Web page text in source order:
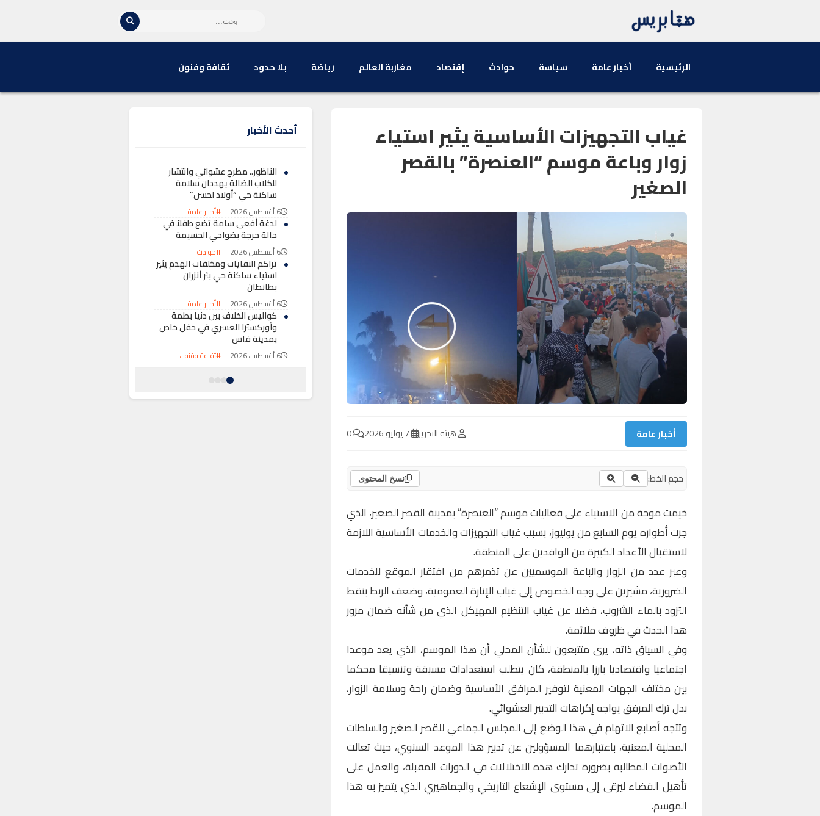
الرئيسية أخبار عامة سياسة حوادث إقتصاد مغاربة العالم رياضة بلا حدود ثقافة وفنون
غياب التجهيزات الأساسية يثير استياء
زوار وباعة موسم “العنصرة” بالقصر
الصغير
أخبار عامة هيئة التحرير
حجم الخط: نسخ المحتوى
خيمت موجة من الاستياء على فعاليات موسم “العنصرة” بمدينة القصر الصغير، الذي
جرت أطواره يوم السابع من يوليوز، بسبب غياب التجهيزات والخدمات الأساسية اللازمة
لاستقبال الأعداد الكبيرة من الوافدين على المنطقة.
وعبر عدد من الزوار والباعة الموسميين عن تذمرهم من افتقار الموقع للخدمات
الضرورية، مشيرين على وجه الخصوص إلى غياب الإنارة العمومية، وضعف الربط بنقط
التزود بالماء الشروب، فضلا عن غياب التنظيم المهيكل الذي من شأنه ضمان مرور
هذا الحدث في ظروف ملائمة.
وفي السياق ذاته، يرى متتبعون للشأن المحلي أن هذا الموسم، الذي يعد موعدا
اجتماعيا واقتصاديا بارزا بالمنطقة، كان يتطلب استعدادات مسبقة وتنسيقا محكما
بين مختلف الجهات المعنية لتوفير المرافق الأساسية وضمان راحة وسلامة الزوار،
بدل ترك المرفق يواجه إكراهات التدبير العشوائي.
وتتجه أصابع الاتهام في هذا الوضع إلى المجلس الجماعي للقصر الصغير والسلطات
المحلية المعنية، باعتبارهما المسؤولين عن تدبير هذا الموعد السنوي، حيث تعالت
الأصوات المطالبة بضرورة تدارك هذه الاختلالات في الدورات المقبلة، والعمل على
تأهيل الفضاء ليرقى إلى مستوى الإشعاع التاريخي والجماهيري الذي يتميز به هذا
الموسم.
أحدث الأخبار
الناظور.. مطرح عشوائي وانتشار
للكلاب الضالة يهددان سلامة
ساكنة حي “أولاد لحسن”
6 أغسطس 2026 #أخبار عامة
لدغة أفعى سامة تضع طفلاً في
حالة حرجة بضواحي الحسيمة
6 أغسطس 2026 #حوادث
تراكم النفايات ومخلفات الهدم يثير
استياء ساكنة حي بئر أنزران
بطانطان
6 أغسطس 2026 #أخبار عامة
كواليس الخلاف بين دنيا بطمة
وأوركسترا العسري في حفل خاص
بمدينة فاس
6 أغسطس 2026 #ثقافة وفنون
الوفيات في ألمانيا إلى مستويات